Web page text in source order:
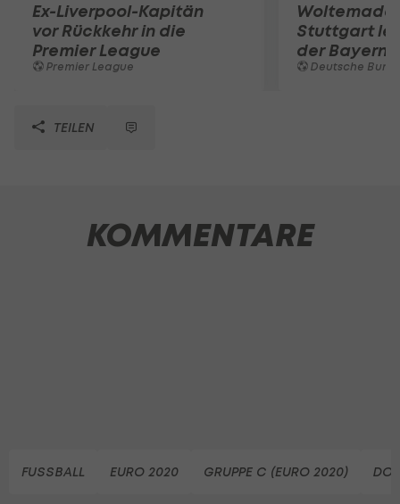
Ex-Liverpool-Kapitän
vor Rückkehr in die
Premier League
Premier League
Stuttgart
der Bayern
Deutsche
TEILEN
KOMMENTARE
FUSSBALL EURO 2020 GRUPPE C (EURO 2020)